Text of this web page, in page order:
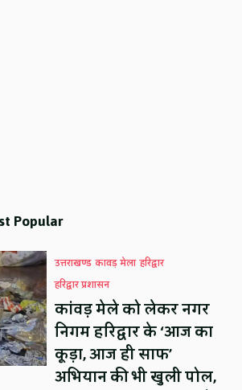
Popular
उत्तराखण्ड कावड़ मेला हरिद्वार
हरिद्वार प्रशासन
कांवड़ मेले को लेकर नगर
निगम हरिद्वार के ‘आज का
कूड़ा, आज ही साफ’
अभियान की भी खुली पोल,